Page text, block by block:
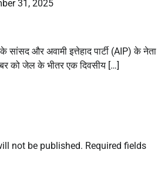
31, 2025
सांसद और अवामी इत्तेहाद पार्टी (AIP) के नेता
को जेल के भीतर एक दिवसीय […]
not be published. Required fields